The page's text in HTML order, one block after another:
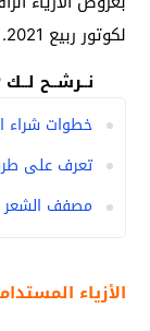
لكوتور ربيع 2021.
نــرشــح
خطوات شراء
تعرف على طرق
مصفف الشعر
الأزياء